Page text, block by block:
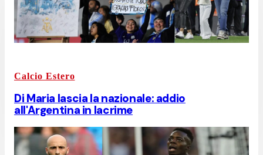
Calcio Estero
Di Maria lascia la nazionale: addio
all'Argentina in lacrime